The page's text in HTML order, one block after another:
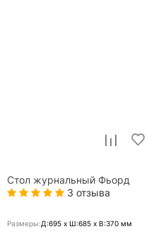
Стол журнальный Фьорд
3 отзыва
Размеры:Д:695 x Ш:685 x В:370 мм